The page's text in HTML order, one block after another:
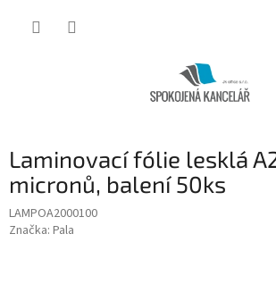
Laminovací fólie lesklá
micronů, balení 50ks
LAMPOA2000100
Značka: Pala